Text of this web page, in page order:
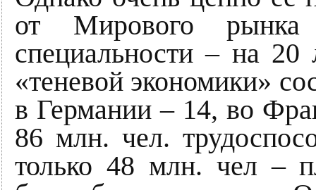
от Мирового
специальности – на
«теневой экономики»
в Германии – 14, во
86 млн. чел.
только 48 млн. чел –